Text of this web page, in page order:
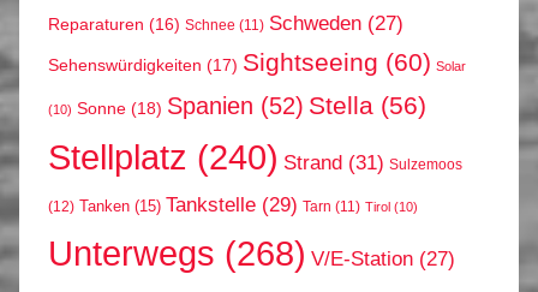
Reparaturen (16) Schnee (11) Schweden (27)
Sehenswürdigkeiten (17) Sightseeing (60) Solar
(10) Sonne (18) Spanien (52) Stella (56)
Stellplatz (240) Strand (31) Sulzemoos
(12) Tanken (15) Tankstelle (29) Tarn (11) Tirol (10)
Unterwegs (268) V/E-Station (27)